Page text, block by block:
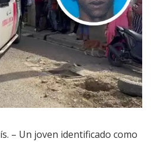
– Un joven identificado como